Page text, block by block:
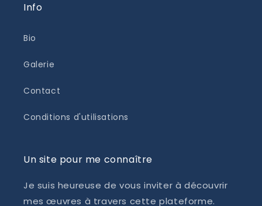
Info
Bio
Galerie
Contact
Conditions d'utilisations
Un site pour me connaître
Je suis heureuse de vous inviter à découvrir
mes œuvres à travers cette plateforme.